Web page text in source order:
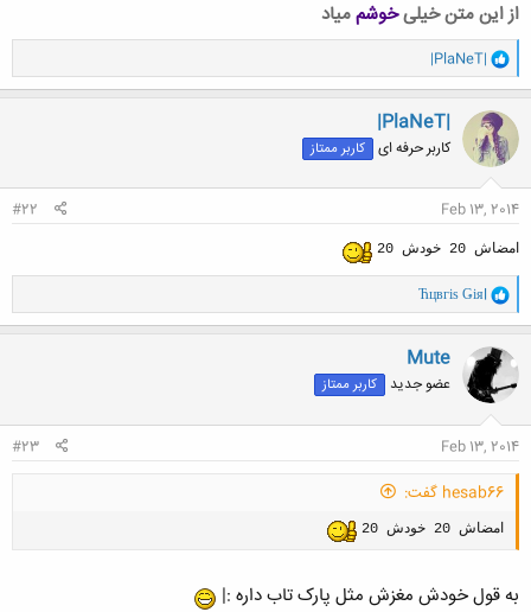
از این متن خیلیخوشممیاد
و
ا
ک
ن
ش
ه
ا
|PlaNeT|
|PlaNeT|
کاربر حرفه ای کاربر ممتاز
Feb 13, 2014
#22
امضاش 20 خودش 20
و
ا
ک
ن
ش
ه
ا
Ћцвгіѕ Ǥіяl
Mute
عضو جدید کاربر ممتاز
Feb 13, 2014
#23
hesab66 گفت:
امضاش 20 خودش 20
به قول خودش مغزش مثل پارک تاب داره :|